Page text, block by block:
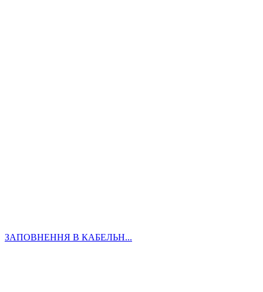
ЗАПОВНЕННЯ В КАБЕЛЬН...